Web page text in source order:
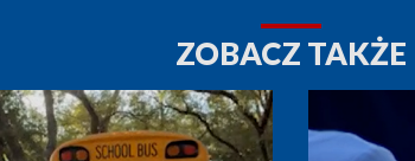
ZOBACZ TAKŻE